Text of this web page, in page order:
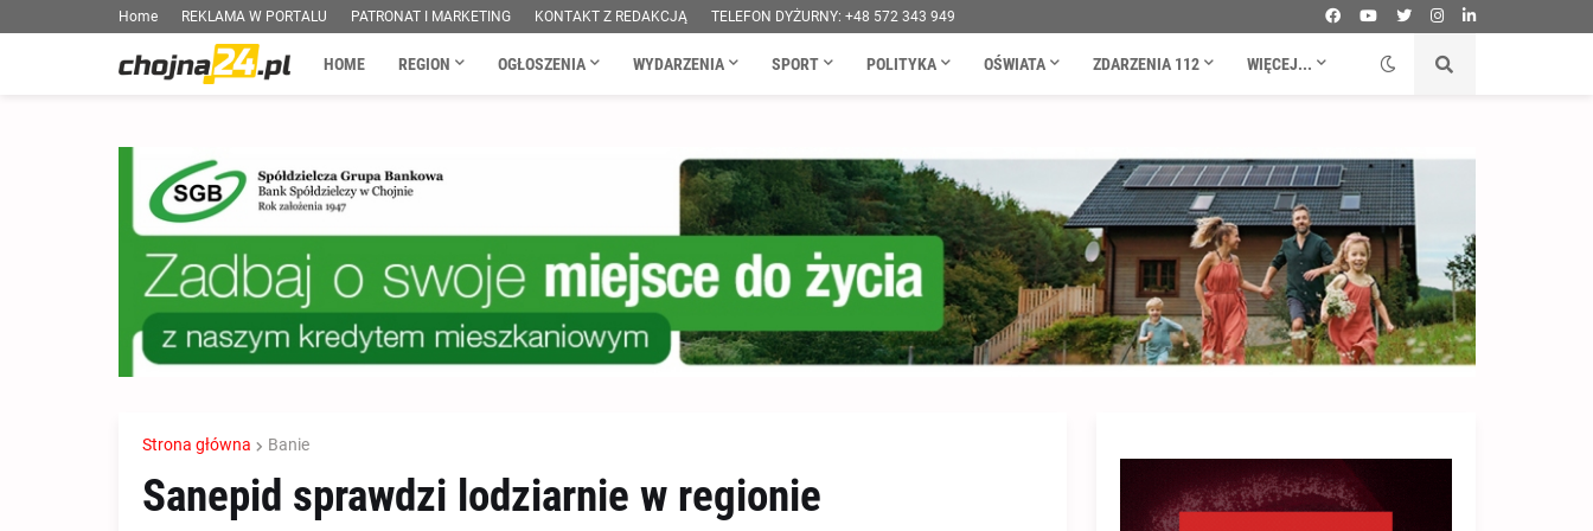
Home REKLAMA W PORTALU PATRONAT I MARKETING KONTAKT Z REDAKCJĄ TELEFON DYŻURNY: +48 572 343 949
HOME REGION OGŁOSZENIA WYDARZENIA SPORT POLITYKA OŚWIATA ZDARZENIA 112 WIĘCEJ...
Strona główna Banie
Sanepid sprawdzi lodziarnie w regionie